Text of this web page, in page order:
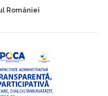
României